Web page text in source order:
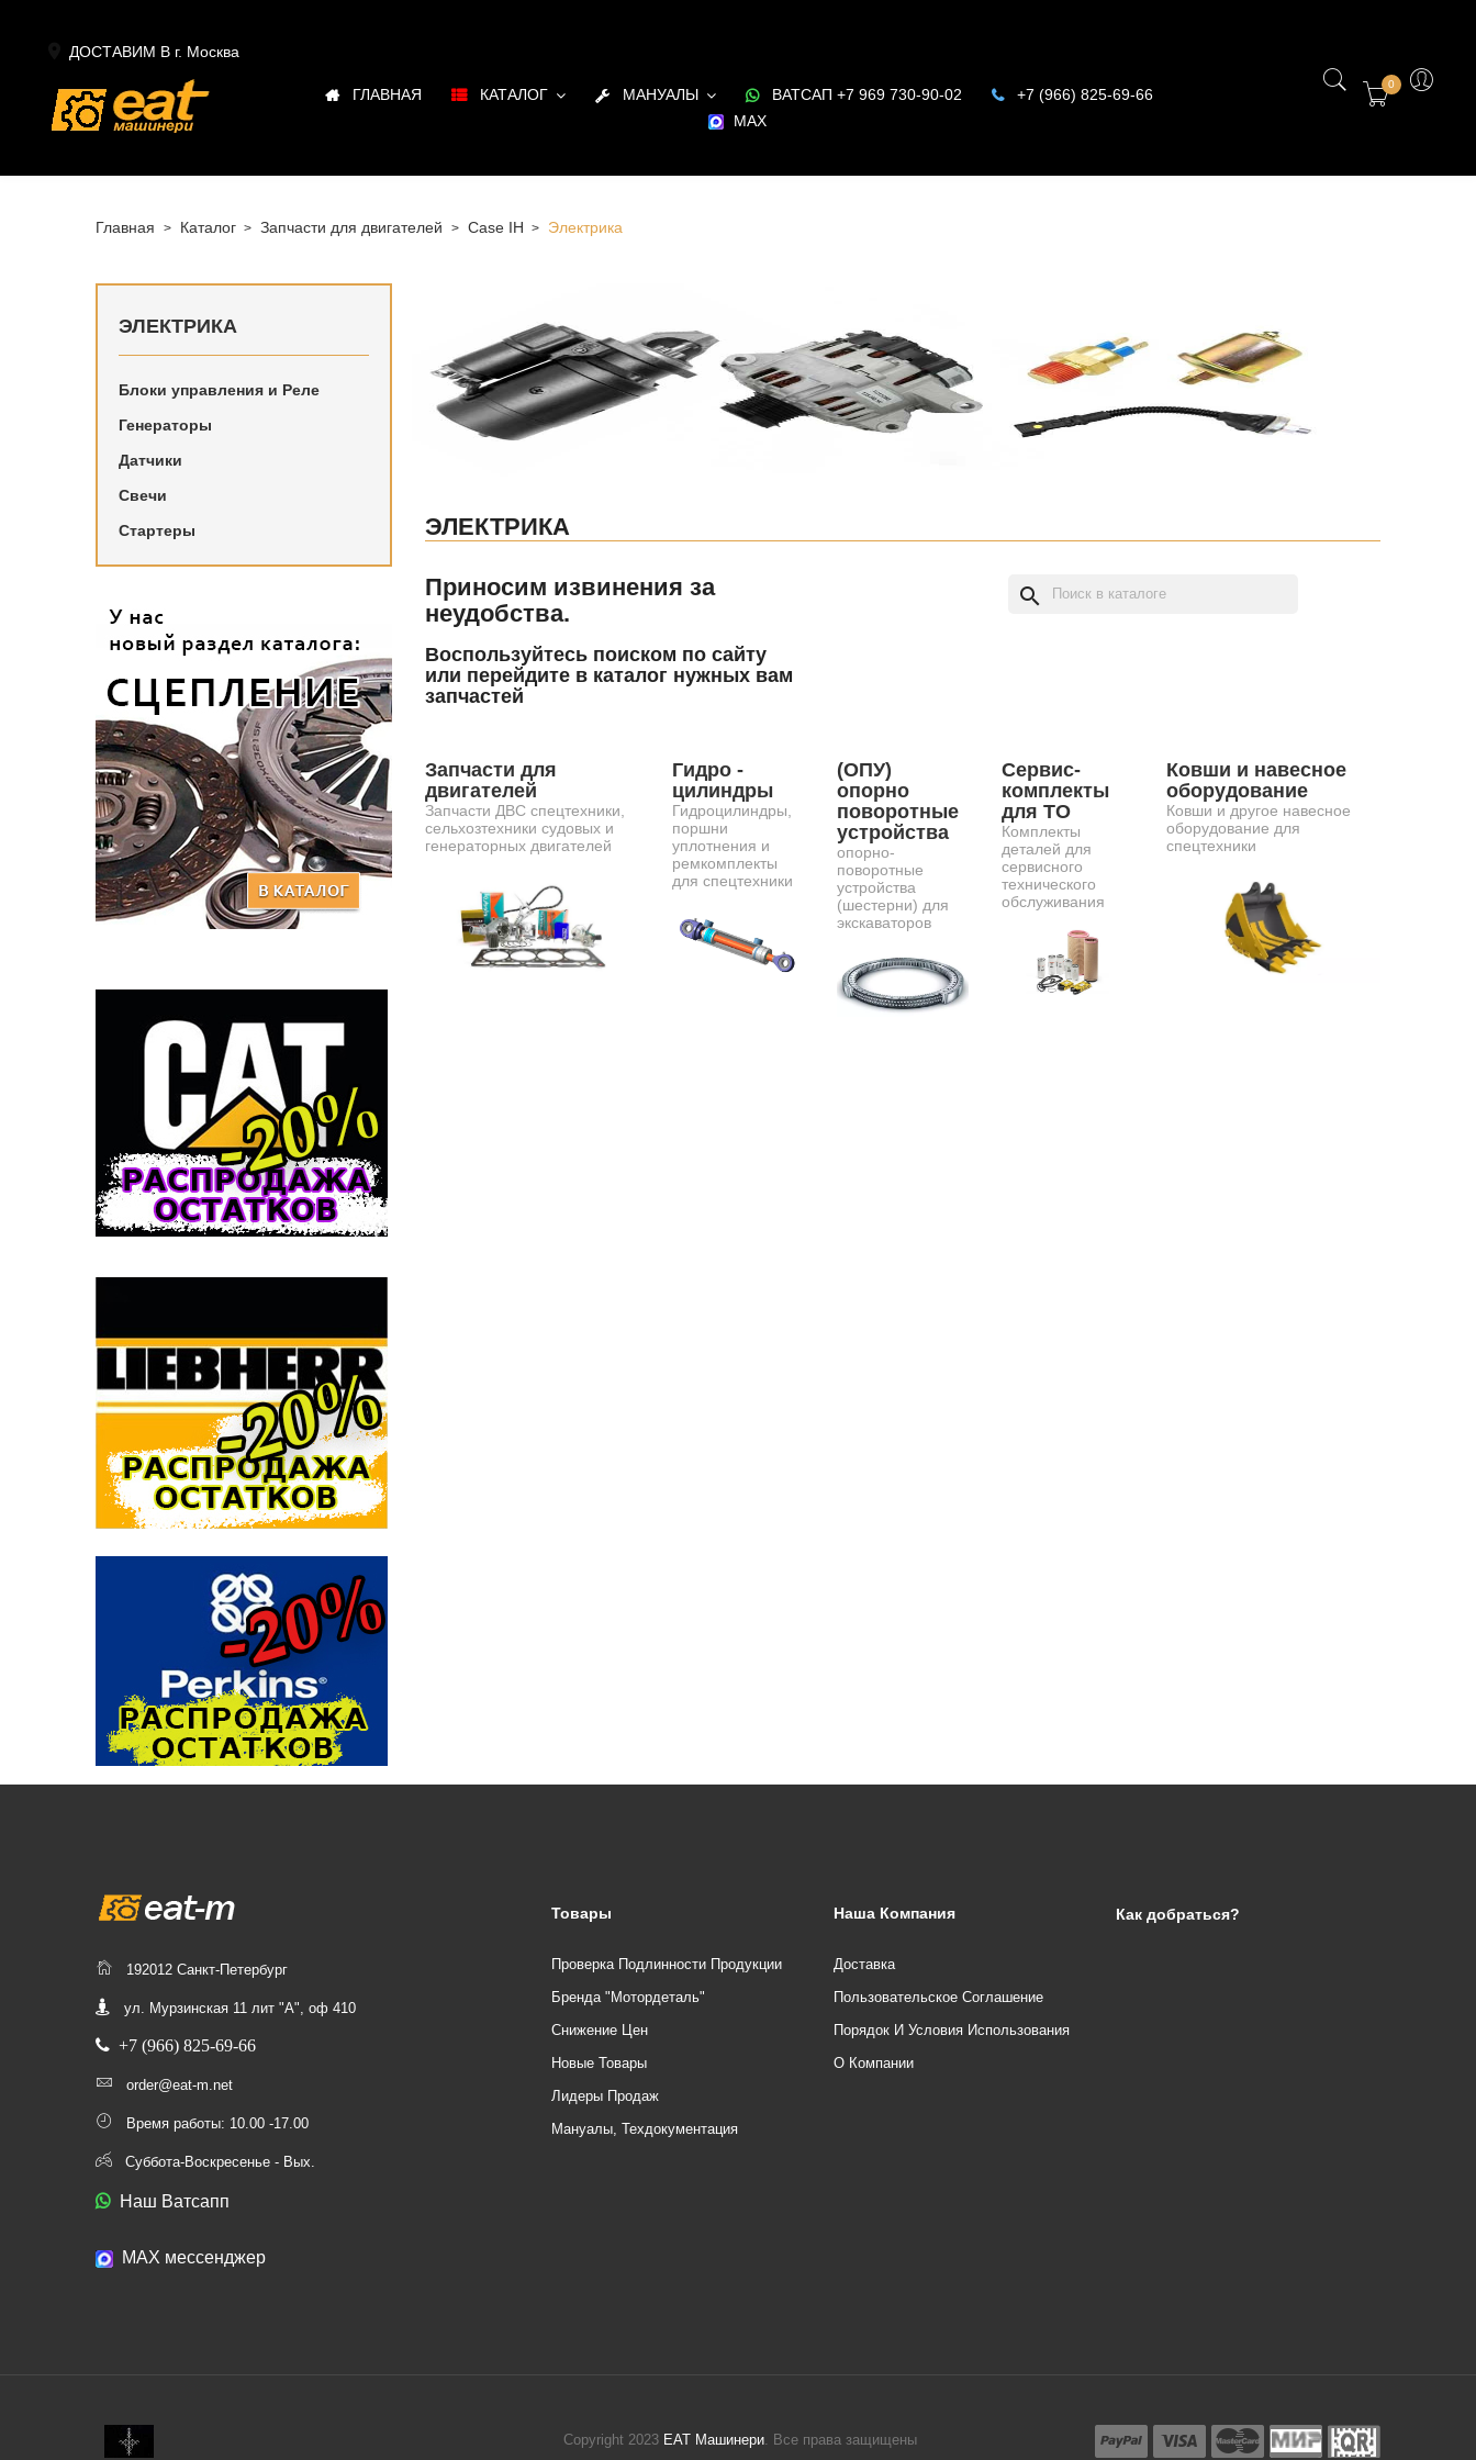
ДОСТАВИМ В г. Москва
ГЛАВНАЯ КАТАЛОГ МАНУАЛЫ ВАТСАП +7 969 730-90-02
+7 (966) 825-69-66
MAX
0
Главная Каталог Запчасти для двигателей Case IH Электрика
ЭЛЕКТРИКА
Блоки управления и Реле
Генераторы
Датчики
Свечи
Стартеры
Электрика для ДВС Case IH
ЭЛЕКТРИКА
Приносим извинения за
неудобства.
Воспользуйтесь поиском по сайту
или перейдите в каталог нужных вам
запчастей
search
Запчасти для
двигателей
Запчасти ДВС спецтехники,
сельхозтехники судовых и
генераторных двигателей
Гидро -
цилиндры
Гидроцилиндры,
поршни
уплотнения и
ремкомплекты
для спецтехники
(ОПУ)
опорно
поворотные
устройства
опорно-
поворотные
устройства
(шестерни) для
экскаваторов
Сервис-
комплекты
для ТО
Комплекты
деталей для
сервисного
технического
обслуживания
Ковши и навесное
оборудование
Ковши и другое навесное
оборудование для
спецтехники
192012 Санкт-Петербург
ул. Мурзинская 11 лит "А", оф 410
+7 (966) 825-69-66
order@eat-m.net
Время работы: 10.00 -17.00
Суббота-Воскресенье - Вых.
Наш Ватсапп
МАХ мессенджер
Товары
Проверка Подлинности Продукции
Бренда "Мотордеталь"
Снижение Цен
Новые Товары
Лидеры Продаж
Мануалы, Техдокументация
Наша Компания
Доставка
Пользовательское Соглашение
Порядок И Условия Использования
О Компании
Как добраться?
Copyright 2023 ЕАТ Машинери. Все права защищены